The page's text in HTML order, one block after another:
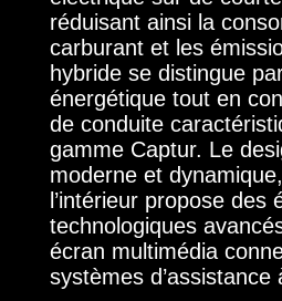
réduisant ainsi la
carburant et les
hybride se distingue
énergétique tout en
de conduite
gamme Captur. Le
moderne et
l’intérieur propose des
technologiques
écran multimédia
systèmes d’assistance